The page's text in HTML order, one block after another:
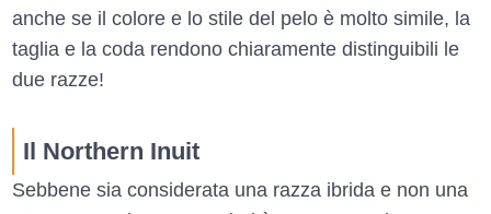
anche se il colore e lo stile del pelo è molto simile, la
taglia e la coda rendono chiaramente distinguibili le
due razze!
Il Northern Inuit
Sebbene sia considerata una razza ibrida e non una